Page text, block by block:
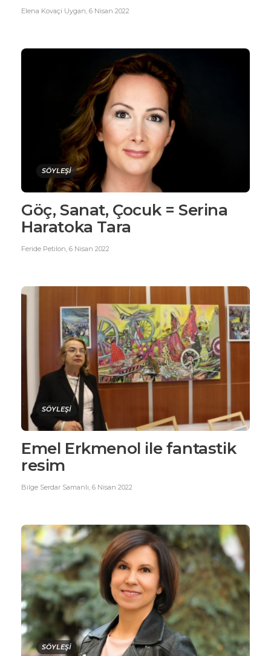
Elena Kovaçi Uygan, 6 Nisan 2022
SÖYLEŞİ
Göç, Sanat, Çocuk = Serina
Haratoka Tara
Feride Petilon, 6 Nisan 2022
SÖYLEŞİ
Emel Erkmenol ile fantastik
resim
Bilge Serdar Samanlı 6 Nisan 2022
SÖYLEŞİ